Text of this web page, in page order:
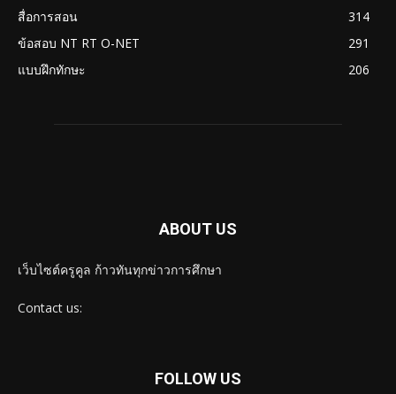
สื่อการสอน
314
ข้อสอบ NT RT O-NET
291
แบบฝึกทักษะ
206
ABOUT US
เว็บไซต์ครูคูล ก้าวทันทุกข่าวการศึกษา
Contact us:
FOLLOW US